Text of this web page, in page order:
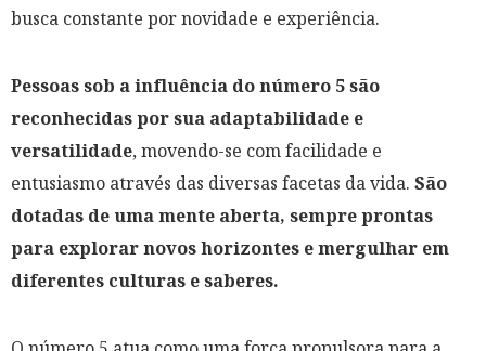
busca constante por novidade e experiência.
Pessoas sob a influência do número 5 são
reconhecidas por sua adaptabilidade e
versatilidade, movendo-se com facilidade e
entusiasmo através das diversas facetas da vida. São
dotadas de uma mente aberta, sempre prontas
para explorar novos horizontes e mergulhar em
diferentes culturas e saberes.